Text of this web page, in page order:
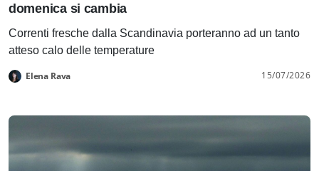
domenica si cambia
Correnti fresche dalla Scandinavia porteranno ad un tanto
atteso calo delle temperature
Elena Rava 15/07/2026